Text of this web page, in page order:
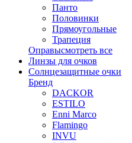
Панто
Половинки
Прямоугольные
Трапеция
Оправысмотреть все
Линзы для очков
Солнцезащитные очки
Бренд
DACKOR
ESTILO
Enni Marco
Flamingo
INVU